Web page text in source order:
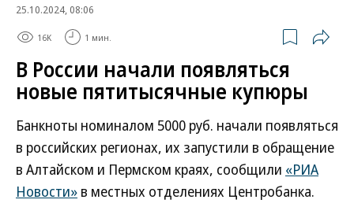
25.10.2024, 08:06
16K 1 мин.
В России начали появляться
новые пятитысячные купюры
Банкноты номиналом 5000 руб. начали появляться
в российских регионах, их запустили в обращение
в Алтайском и Пермском краях, сообщили «РИА
Новости» в местных отделениях Центробанка.